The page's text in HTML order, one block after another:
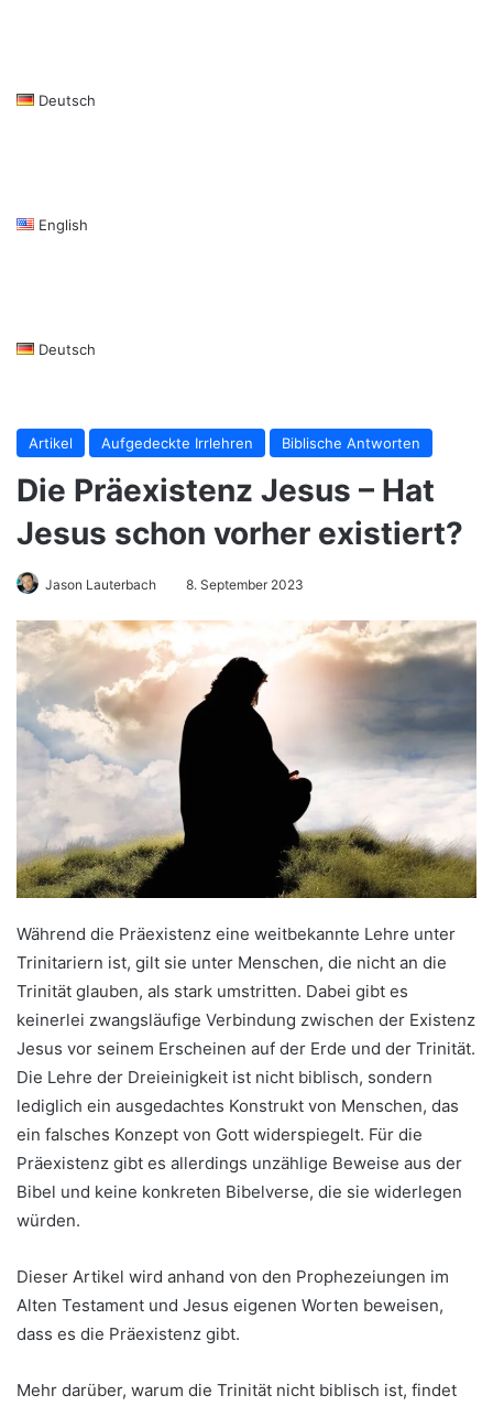
Deutsch
English
Deutsch
Artikel Aufgedeckte Irrlehren Biblische Antworten
Die Präexistenz Jesus – Hat
Jesus schon vorher existiert?
Jason Lauterbach 8. September 2023
Während die Präexistenz eine weitbekannte Lehre unter
Trinitariern ist, gilt sie unter Menschen, die nicht an die
Trinität glauben, als stark umstritten. Dabei gibt es
keinerlei zwangsläufige Verbindung zwischen der Existenz
Jesus vor seinem Erscheinen auf der Erde und der Trinität.
Die Lehre der Dreieinigkeit ist nicht biblisch, sondern
lediglich ein ausgedachtes Konstrukt von Menschen, das
ein falsches Konzept von Gott widerspiegelt. Für die
Präexistenz gibt es allerdings unzählige Beweise aus der
Bibel und keine konkreten Bibelverse, die sie widerlegen
würden.
Dieser Artikel wird anhand von den Prophezeiungen im
Alten Testament und Jesus eigenen Worten beweisen,
dass es die Präexistenz gibt.
Mehr darüber, warum die Trinität nicht biblisch ist, findet